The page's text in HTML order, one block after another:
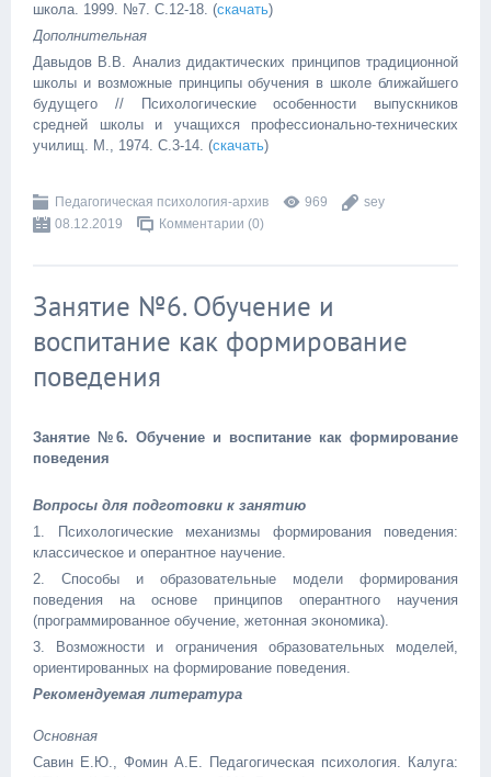
школа. 1999. №7. С.12-18. (скачать)
Дополнительная
Давыдов В.В. Анализ дидактических принципов традиционной
школы и возможные принципы обучения в школе ближайшего
будущего // Психологические особенности выпускников
средней школы и учащихся профессионально-технических
училищ. М., 1974. С.3-14. (скачать)
Педагогическая психология-архив 969
sey
08.12.2019
Комментарии (0)
Занятие №6. Обучение и
воспитание как формирование
поведения
Занятие №6. Обучение и воспитание как формирование
поведения
Вопросы для подготовки к занятию
1. Психологические механизмы формирования поведения:
классическое и оперантное научение.
2. Способы и образовательные модели формирования
поведения на основе принципов оперантного научения
(программированное обучение, жетонная экономика).
3. Возможности и ограничения образовательных моделей,
ориентированных на формирование поведения.
Рекомендуемая литература
Основная
Савин Е.Ю., Фомин А.Е. Педагогическая психология. Калуга: